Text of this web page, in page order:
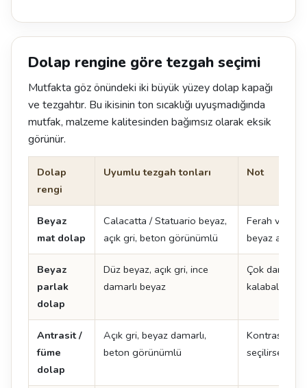
Dolap rengine göre tezgah seçimi
Mutfakta göz önündeki iki büyük yüzey dolap kapağı
ve tezgahtır. Bu ikisinin ton sıcaklığı uyuşmadığında
mutfak, malzeme kalitesinden bağımsız olarak eksik
görünür.
Dolap
rengi
Uyumlu tezgah tonları Not
Beyaz
mat dolap
Calacatta / Statuario beyaz,
açık gri, beton görünümlü
Ferah ve
beyaz adada
Beyaz
parlak
dolap
Düz beyaz, açık gri, ince
damarlı beyaz
Çok damarlı
kalabalık
Antrasit /
füme
dolap
Açık gri, beyaz damarlı,
beton görünümlü
Kontrast
seçilirse